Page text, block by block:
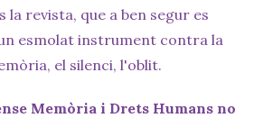
la revista, que a ben segur es
esmolat instrument contra la
el silenci, l'oblit.
Memòria i Drets Humans no